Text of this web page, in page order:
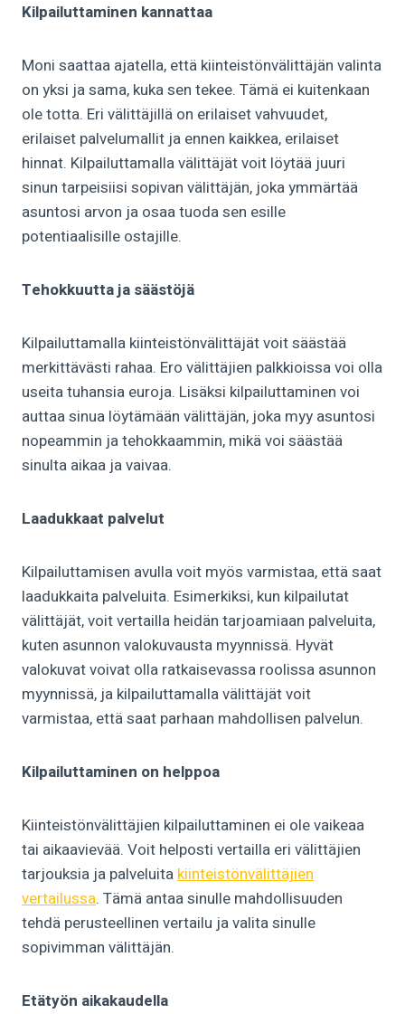
Kilpailuttaminen kannattaa
Moni saattaa ajatella, että kiinteistönvälittäjän valinta
on yksi ja sama, kuka sen tekee. Tämä ei kuitenkaan
ole totta. Eri välittäjillä on erilaiset vahvuudet,
erilaiset palvelumallit ja ennen kaikkea, erilaiset
hinnat. Kilpailuttamalla välittäjät voit löytää juuri
sinun tarpeisiisi sopivan välittäjän, joka ymmärtää
asuntosi arvon ja osaa tuoda sen esille
potentiaalisille ostajille.
Tehokkuutta ja säästöjä
Kilpailuttamalla kiinteistönvälittäjät voit säästää
merkittävästi rahaa. Ero välittäjien palkkioissa voi olla
useita tuhansia euroja. Lisäksi kilpailuttaminen voi
auttaa sinua löytämään välittäjän, joka myy asuntosi
nopeammin ja tehokkaammin, mikä voi säästää
sinulta aikaa ja vaivaa.
Laadukkaat palvelut
Kilpailuttamisen avulla voit myös varmistaa, että saat
laadukkaita palveluita. Esimerkiksi, kun kilpailutat
välittäjät, voit vertailla heidän tarjoamiaan palveluita,
kuten asunnon valokuvausta myynnissä. Hyvät
valokuvat voivat olla ratkaisevassa roolissa asunnon
myynnissä, ja kilpailuttamalla välittäjät voit
varmistaa, että saat parhaan mahdollisen palvelun.
Kilpailuttaminen on helppoa
Kiinteistönvälittäjien kilpailuttaminen ei ole vaikeaa
tai aikaavievää. Voit helposti vertailla eri välittäjien
tarjouksia ja palveluitakiinteistönvälittäjien
vertailussa. Tämä antaa sinulle mahdollisuuden
tehdä perusteellinen vertailu ja valita sinulle
sopivimman välittäjän.
Etätyön aikakaudella